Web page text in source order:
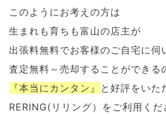
このようにお考えの方は
生まれも育ちも富山の店主が
出張料無料でお客様のご自宅に伺
査定無料～売却することができる
『本当にカンタン』 と好評をいた
RERING(リリング）をご利用くだ